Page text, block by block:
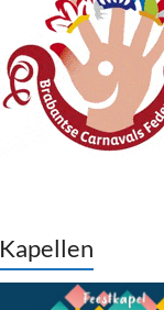
Kapellen